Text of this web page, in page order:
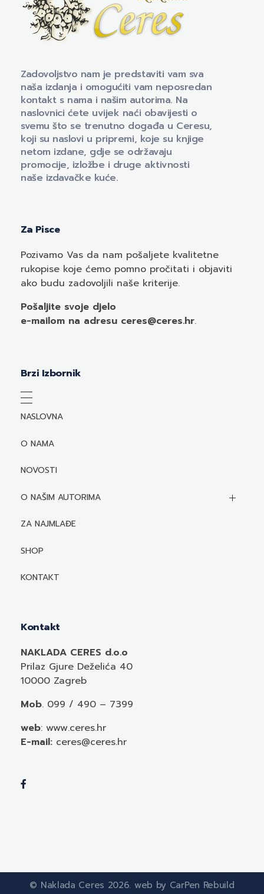
Zadovoljstvo nam je predstaviti vam sva
naša izdanja i omogućiti vam neposredan
kontakt s nama i našim autorima. Na
naslovnici ćete uvijek naći obavijesti o
svemu što se trenutno događa u Ceresu,
koji su naslovi u pripremi, koje su knjige
netom izdane, gdje se održavaju
promocije, izložbe i druge aktivnosti
naše izdavačke kuće.
Za Pisce
Pozivamo Vas da nam pošaljete kvalitetne
rukopise koje ćemo pomno pročitati i objaviti
ako budu zadovoljili naše kriterije.
Pošaljite svoje djelo
e-mailom na adresu ceres@ceres.hr.
Brzi Izbornik
NASLOVNA
O NAMA
NOVOSTI
O NAŠIM AUTORIMA
Biografije autora
Mediji o autorima i njihovim naslovima
ZA NAJMLAĐE
SHOP
KONTAKT
Kontakt
NAKLADA CERES d.o.o
Prilaz Gjure Deželića 40
10000 Zagreb
Mob. 099 / 490 – 7399
web: www.ceres.hr
E-mail: ceres@ceres.hr
© Naklada Ceres 2026. web by CarPen Rebuild